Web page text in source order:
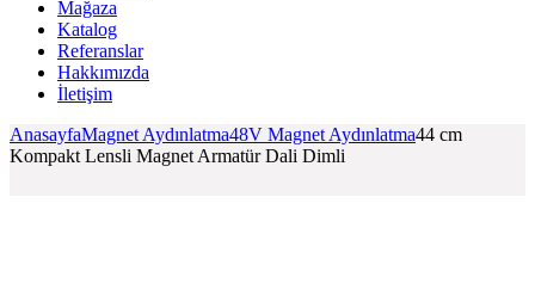
Mağaza
Katalog
Referanslar
Hakkımızda
İletişim
AnasayfaMagnet Aydınlatma48V Magnet Aydınlatma44 cm
Kompakt Lensli Magnet Armatür Dali Dimli